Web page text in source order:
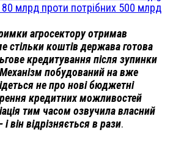
80 млрд проти потрібних 500 млрд
агросектору отримав
стільки коштів держава готова
кредитування після зупинки
побудований на вже
не про нові бюджетні
кредитних можливостей
тим часом озвучила власний
він відрізняється в рази.